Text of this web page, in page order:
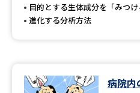
目的とする生体成分を「みつ
進化する分析方法
病院内